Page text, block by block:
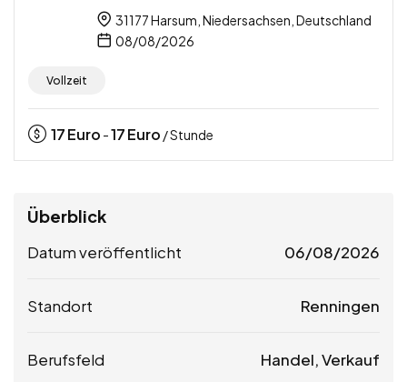
31177 Harsum, Niedersachsen, Deutschland
08/08/2026
Vollzeit
17Euro -17Euro / Stunde
Überblick
Datum veröffentlicht 06/08/2026
Standort Renningen
Berufsfeld Handel, Verkauf